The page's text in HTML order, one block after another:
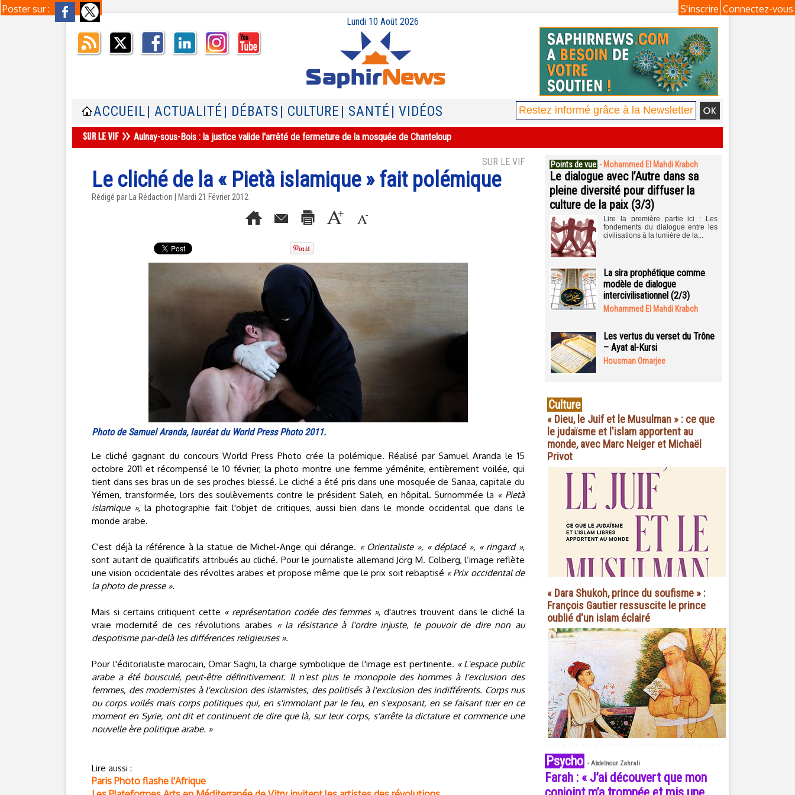
Poster sur : Connectez-vous
S'inscrire
Lundi 10 Août 2026
ACCUEIL | ACTUALITÉ | DÉBATS | CULTURE | SANTÉ | VIDÉOS
Aulnay-sous-Bois : la justice valide l'arrêté de fermeture de la mosquée de Chanteloup
SUR LE VIF
Le cliché de la « Pietà islamique » fait polémique
Rédigé par La Rédaction | Mardi 21 Février 2012
Photo de Samuel Aranda, lauréat du World Press Photo 2011.
Le cliché gagnant du concours World Press Photo crée la polémique. Réalisé par Samuel Aranda le 15
octobre 2011 et récompensé le 10 février, la photo montre une femme yéménite, entièrement voilée, qui
tient dans ses bras un de ses proches blessé. Le cliché a été pris dans une mosquée de Sanaa, capitale du
Yémen, transformée, lors des soulèvements contre le président Saleh, en hôpital. Surnommée la « Pietà
islamique », la photographie fait l'objet de critiques, aussi bien dans le monde occidental que dans le
monde arabe.
C'est déjà la référence à la statue de Michel-Ange qui dérange. « Orientaliste », « déplacé », « ringard »,
sont autant de qualificatifs attribués au cliché. Pour le journaliste allemand Jörg M. Colberg, l’image reflète
une vision occidentale des révoltes arabes et propose même que le prix soit rebaptisé « Prix occidental de
la photo de presse ».
Mais si certains critiquent cette « représentation codée des femmes », d'autres trouvent dans le cliché la
vraie modernité de ces révolutions arabes « la résistance à l'ordre injuste, le pouvoir de dire non au
despotisme par-delà les différences religieuses ».
Pour l'éditorialiste marocain, Omar Saghi, la charge symbolique de l'image est pertinente. « L'espace public
arabe a été bousculé, peut-être définitivement. Il n'est plus le monopole des hommes à l'exclusion des
femmes, des modernistes à l'exclusion des islamistes, des politisés à l'exclusion des indifférents. Corps nus
ou corps voilés mais corps politiques qui, en s'immolant par le feu, en s'exposant, en se faisant tuer en ce
moment en Syrie, ont dit et continuent de dire que là, sur leur corps, s'arrête la dictature et commence une
nouvelle ère politique arabe. »
Lire aussi :
Paris Photo flashe l'Afrique
Points de vue - Mohammed El Mahdi Krabch
Le dialogue avec l’Autre dans sa
pleine diversité pour diffuser la
culture de la paix (3/3)
Lire la première partie ici : Les
fondements du dialogue entre les
civilisations à la lumière de la...
La sira prophétique comme
modèle de dialogue
intercivilisationnel (2/3)
Mohammed El Mahdi Krabch
Les vertus du verset du Trône
– Ayat al-Kursi
Housman Omarjee
Culture
« Dieu, le Juif et le Musulman » : ce que
le judaïsme et l'islam apportent au
monde, avec Marc Neiger et Michaël
Privot
« Dara Shukoh, prince du soufisme » :
François Gautier ressuscite le prince
oublié d'un islam éclairé
Psycho - Abdelnour Zahrali
Farah : « J’ai découvert que mon